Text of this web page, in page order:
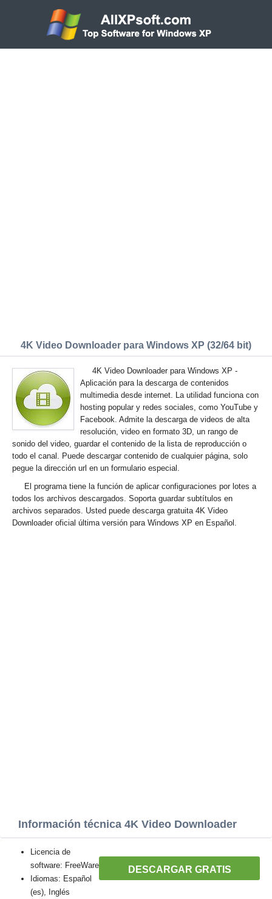
4K Video Downloader para Windows XP (32/64 bit)
4K Video Downloader para Windows XP -
Aplicación para la descarga de contenidos
multimedia desde internet. La utilidad funciona con
hosting popular y redes sociales, como YouTube y
Facebook. Admite la descarga de videos de alta
resolución, video en formato 3D, un rango de
sonido del video, guardar el contenido de la lista de reproducción o
todo el canal. Puede descargar contenido de cualquier página, solo
pegue la dirección url en un formulario especial.
El programa tiene la función de aplicar configuraciones por lotes a
todos los archivos descargados. Soporta guardar subtítulos en
archivos separados. Usted puede descarga gratuita 4K Video
Downloader oficial última versión para Windows XP en Español.
Información técnica 4K Video Downloader
DESCARGAR GRATIS
Licencia de
software: FreeWare
Idiomas: Español
(es), Inglés